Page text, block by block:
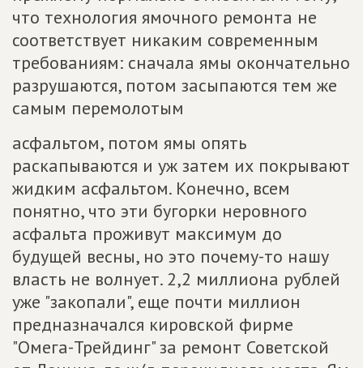
что технология ямочного ремонта не
соответствует никаким современным
требованиям: сначала ямы окончательно
разрушаются, потом засыпаются тем же
самым перемолотым
асфальтом, потом ямы опять
раскапываются и уж затем их покрывают
жидким асфальтом. Конечно, всем
понятно, что эти бугорки неровного
асфальта проживут максимум до
будущей весны, но это почему-то нашу
власть не волнует. 2,2 миллиона рублей
уже "закопали", еще почти миллион
предназначался кировской фирме
"Омега-Трейдинг" за ремонт Советской